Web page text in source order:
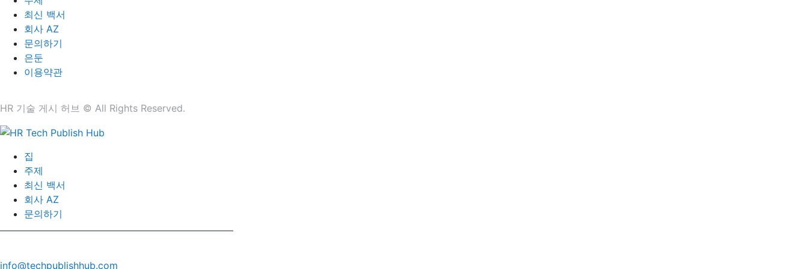
최신 백서
회사 AZ
문의하기
은둔
이용약관
HR 기술 게시 허브 © All Rights Reserved.
집
주제
최신 백서
회사 AZ
문의하기
info@techpublishhub.com